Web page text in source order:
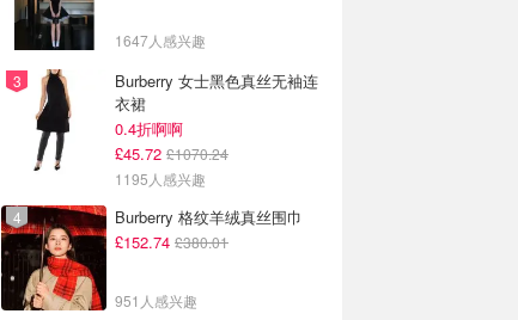
1647人感兴趣
Burberry 女士黑色真丝无袖连
衣裙
0.4折啊啊
£45.72 £1070.24
1195人感兴趣
Burberry 格纹羊绒真丝围巾
£152.74 £380.01
951人感兴趣